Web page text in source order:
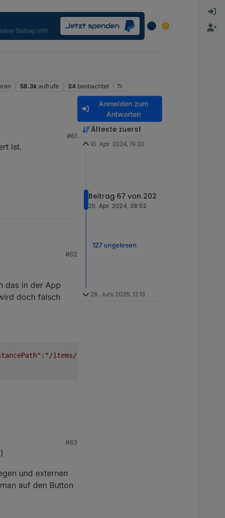
58.3k aufrufe 34 beobachtet
der jetzt richtigen #61
ist.
#62
das in der App
doch falsch
: "/items/_options/items/_instanceAlive/
wenn ich das in der
da wird
jsonConfig: [{"instancePath":"/items/_options/
#63
und externen
auf den Button
Anmelden zum
Antworten
Älteste zuerst
10. Apr. 2024, 19:20
Beitrag 67 von 202
25. Apr. 2024, 08:52
127 ungelesen
26. Juni 2025, 12:13